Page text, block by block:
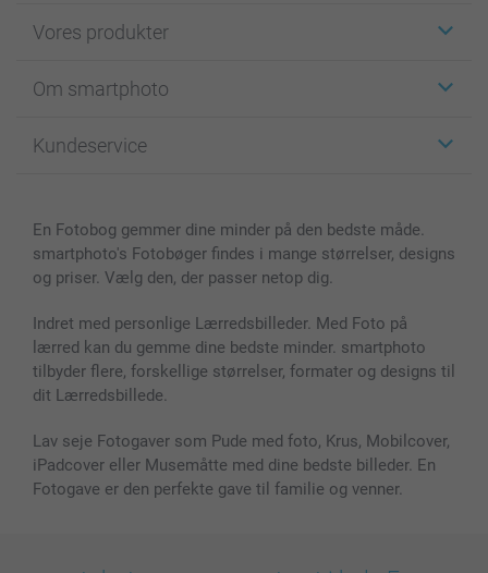
Vores produkter
Fotokort
Fotobøger
Cover til mobil & tablet
MyNameBook
Fotorammer & Tilbehør
Alle fotoprodukter
Om smartphoto
For affiliate
Sitemap
Betingelser og garantier
Kundeservice
smartbonus
Priser & betaling
En Fotobog gemmer dine minder på den bedste måde.
smartphoto's Fotobøger findes i mange størrelser, designs
og priser. Vælg den, der passer netop dig.
Indret med personlige Lærredsbilleder. Med Foto på
lærred kan du gemme dine bedste minder. smartphoto
tilbyder flere, forskellige størrelser, formater og designs til
dit Lærredsbillede.
Lav seje Fotogaver som Pude med foto, Krus, Mobilcover,
iPadcover eller Musemåtte med dine bedste billeder. En
Fotogave er den perfekte gave til familie og venner.